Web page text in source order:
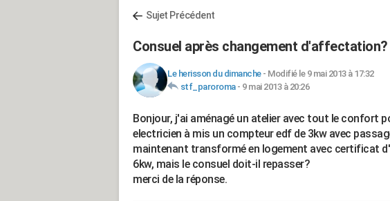
Sujet Précédent
Consuel après changement d'affectation?
Le herisson du dimanche- Modifié le 9 mai 2013 à 17:32
stf_paroroma- 9 mai 2013 à 20:26
Bonjour, j'ai aménagé un atelier avec tout le confort
electricien à mis un compteur edf de 3kw avec
maintenant transformé en logement avec certificat
6kw, mais le consuel doit-il repasser?
merci de la réponse.